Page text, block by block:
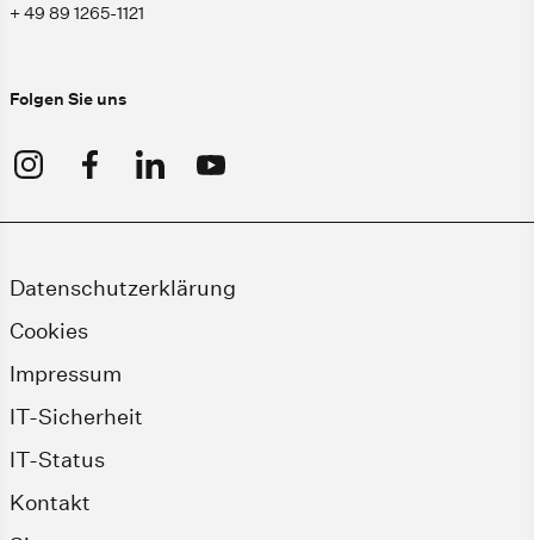
+ 49 89 1265-1121
Folgen Sie uns
Datenschutzerklärung
Cookies
Impressum
IT-Sicherheit
IT-Status
Kontakt